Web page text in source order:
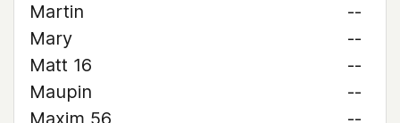
Martin
--
Mary
--
Matt 16
--
Maupin
--
Maxim 56
--